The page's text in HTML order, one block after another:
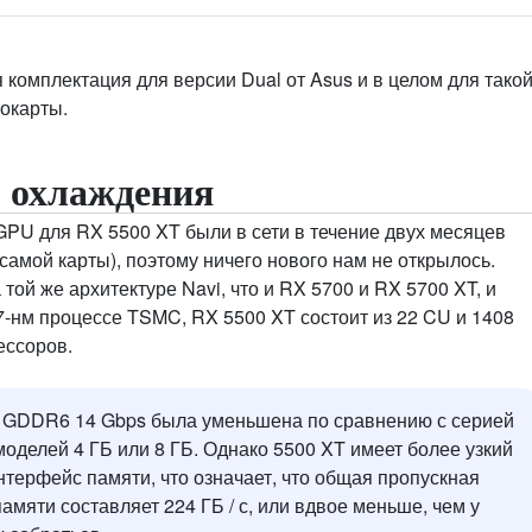
комплектация для версии Dual от Asus и в целом для такой
для RX 5500 XT были в сети в течение двух месяцев
карты), поэтому ничего нового нам не открылось.
же архитектуре Navi, что и RX 5700 и RX 5700 XT, и
процессе TSMC, RX 5500 XT состоит из 22 CU и 1408
14 Gbps была уменьшена по сравнению с серией
4 ГБ или 8 ГБ. Однако 5500 XT имеет более узкий
памяти, что означает, что общая пропускная
составляет 224 ГБ / с, или вдвое меньше, чем у